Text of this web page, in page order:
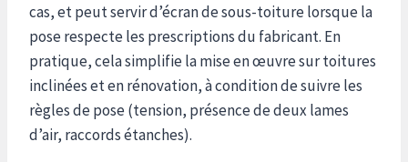
cas, et peut servir d’écran de sous-toiture lorsque la
pose respecte les prescriptions du fabricant. En
pratique, cela simplifie la mise en œuvre sur toitures
inclinées et en rénovation, à condition de suivre les
règles de pose (tension, présence de deux lames
d’air, raccords étanches).